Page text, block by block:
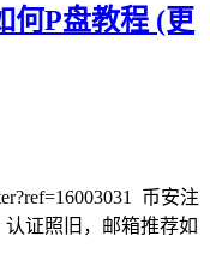
何P盘教程 (更
币安注
证照旧，邮箱推荐如